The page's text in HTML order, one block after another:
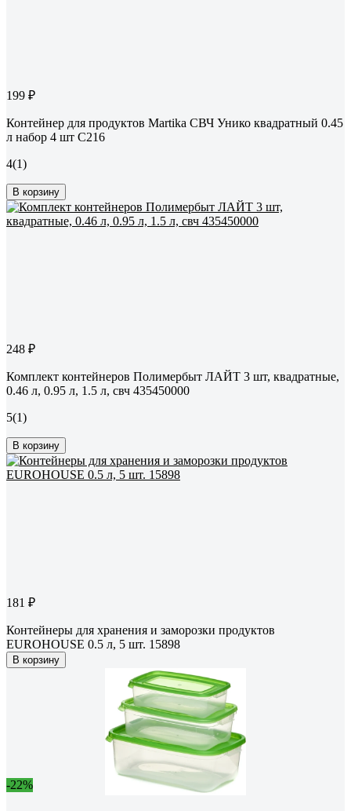
199 ₽
Контейнер для продуктов Martika СВЧ Унико квадратный 0.45
л набор 4 шт С216
4(1)
В корзину
248 ₽
Комплект контейнеров Полимербыт ЛАЙТ 3 шт, квадратные,
0.46 л, 0.95 л, 1.5 л, свч 435450000
5(1)
В корзину
181 ₽
Контейнеры для хранения и заморозки продуктов
EUROHOUSE 0.5 л, 5 шт. 15898
В корзину
-22%